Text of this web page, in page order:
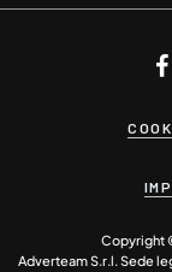
Copyright
Adverteam S.r.l. Sede